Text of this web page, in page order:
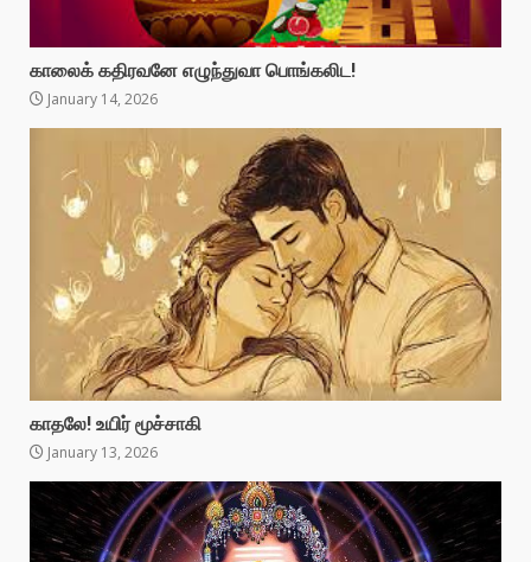
காலைக் கதிரவனே எழுந்துவா பொங்கலிட!
January 14, 2026
காதலே! உயிர் மூச்சாகி
January 13, 2026